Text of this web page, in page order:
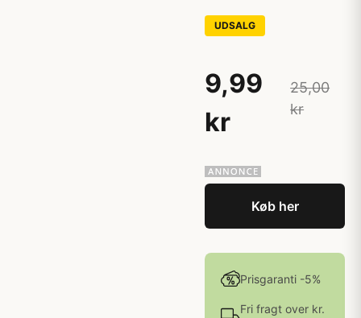
UDSALG
9,99
kr
25,00
kr
Køb her
Prisgaranti -5%
Fri fragt over kr.